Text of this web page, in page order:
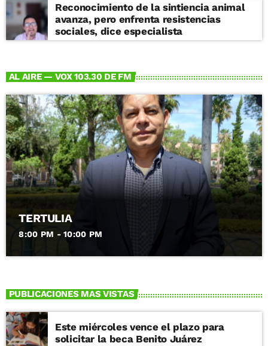
Reconocimiento de la sintiencia animal
avanza, pero enfrenta resistencias
sociales, dice especialista
AL AIRE — VOX 103.30 DE FM
TERTULIA
8:00 PM - 10:00 PM
PUBLICACIONES MAS VISTAS
Este miércoles vence el plazo para
solicitar la beca Benito Juárez